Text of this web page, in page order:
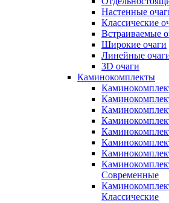
Настенные
Классические
Встраиваемые
Широкие очаги
Линейные
3D очаги
Каминокомплекты
Современные
Классические